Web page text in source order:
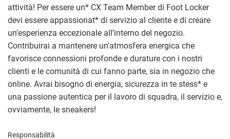
attività! Per essere un* CX Team Member di Foot Locker
devi essere appassionat* di servizio al cliente e di creare
un'esperienza eccezionale all’interno del negozio.
Contribuirai a mantenere un'atmosfera energica che
favorisce connessioni profonde e durature con i nostri
clienti e le comunità di cui fanno parte, sia in negozio che
online. Avrai bisogno di energia, sicurezza in te stess* e
una passione autentica per il lavoro di squadra, il servizio e,
ovviamente, le sneakers!
Responsabilità